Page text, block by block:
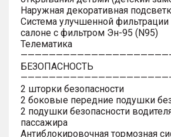
Наружная декоративная
Система улучшенной фильтрации
салоне с фильтром Эн-95 (N95)
Телематика
БЕЗОПАСНОСТЬ
2 шторки безопасности
2 боковые передние подушки
2 подушки безопасности
пассажира
Антиблокировочная тормозная